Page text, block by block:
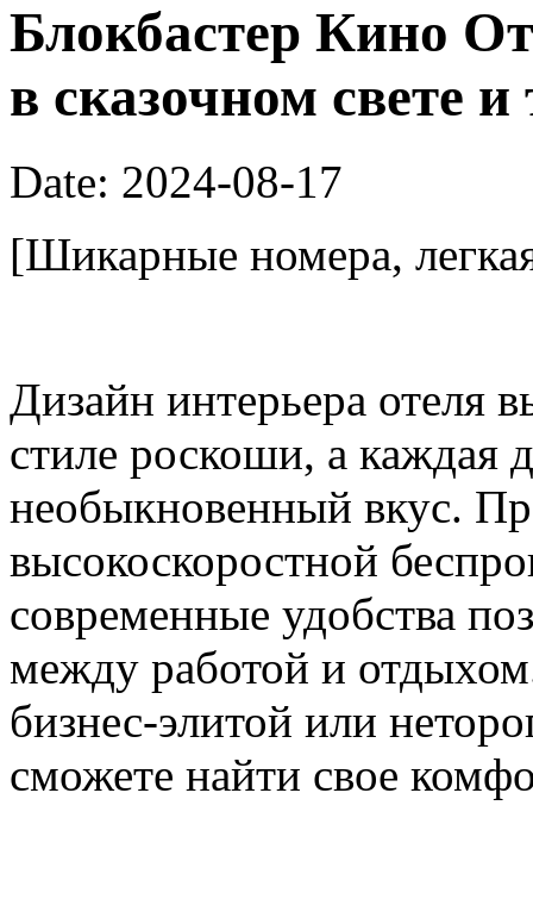
Блокбастер Кино
в сказочном свете и
Date: 2024-08-17
[Шикарные номера,
Дизайн интерьера отеля
стиле роскоши, а каждая
необыкновенный вкус.
высокоскоростной
современные удобства
между работой и
бизнес-элитой или
сможете найти свое